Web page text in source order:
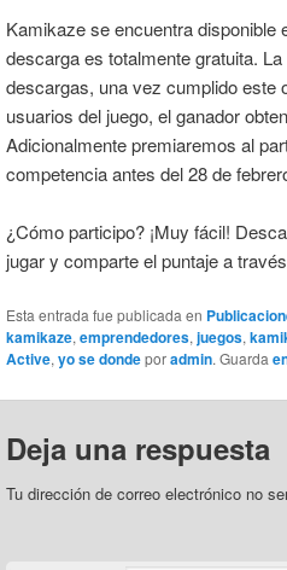
Kamikaze se encuentra
descarga es totalmente gratuita.
descargas, una vez cumplido este
usuarios del juego, el ganador
Adicionalmente premiaremos al
competencia antes del 28 de
¿Cómo participo? ¡Muy fácil!
jugar y comparte el puntaje a
Esta entrada fue publicada en
kamikaze, emprendedores, juegos,
Active, yo se dondeporadmin. Guarda
Deja una respuesta
Tu dirección de correo electrónico no